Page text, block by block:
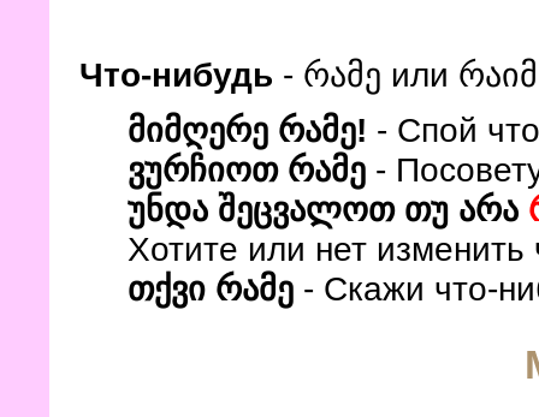
Что-нибудь - რამე или
მიმღერე რამე! - Спой
ვურჩიოთ რამე -
უნდა შეცვალოთ თუ არა
Хотите или нет
თქვი რამე - Скажи что-